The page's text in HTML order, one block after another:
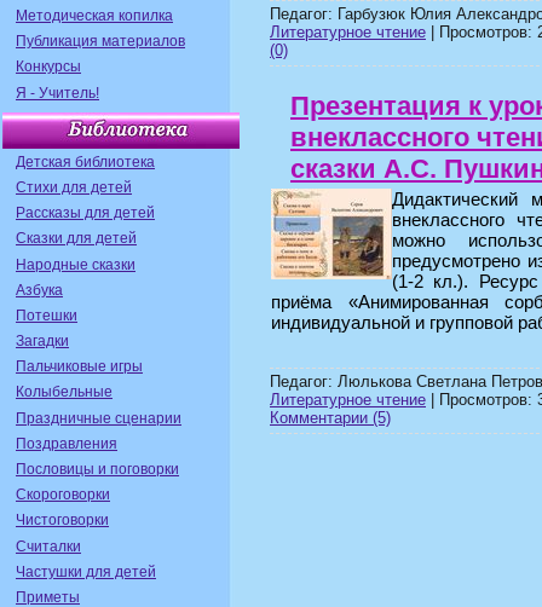
Методическая копилка
Публикация материалов
Конкурсы
Я - Учитель!
Детская библиотека
Стихи для детей
Рассказы для детей
Сказки для детей
Народные сказки
Азбука
Потешки
Загадки
Пальчиковые игры
Колыбельные
Праздничные сценарии
Поздравления
Пословицы и поговорки
Скороговорки
Чистоговорки
Считалки
Частушки для детей
Приметы
Педагог: Гарбузюк Юлия
Литературное чтение | Просмотров:
(0)
Презентация к
внеклассного
сказки А.С.
Дидактический
внеклассного
можно
предусмотрено
(1-2 кл.). Ресурс
приёма «Анимированная
индивидуальной и групповой
Педагог: Люлькова Светлана
Литературное чтение | Просмотров:
Комментарии (5)